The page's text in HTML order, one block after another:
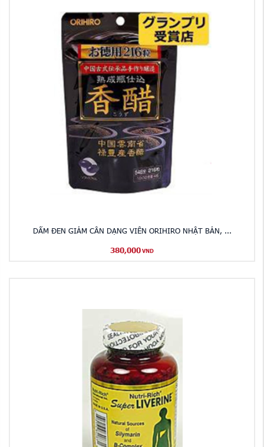
DẤM ĐEN GIẢM CÂN DẠNG VIÊN ORIHIRO NHẬT BẢN, ...
380,000 VND